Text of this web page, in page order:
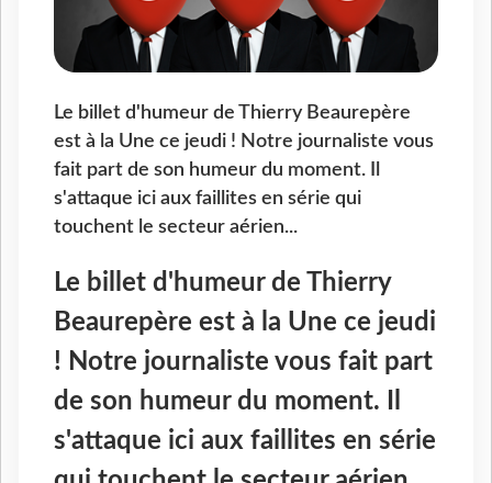
Le billet d'humeur de Thierry Beaurepère
est à la Une ce jeudi ! Notre journaliste vous
fait part de son humeur du moment. Il
s'attaque ici aux faillites en série qui
touchent le secteur aérien...
Le billet d'humeur de Thierry
Beaurepère est à la Une ce jeudi
! Notre journaliste vous fait part
de son humeur du moment. Il
s'attaque ici aux faillites en série